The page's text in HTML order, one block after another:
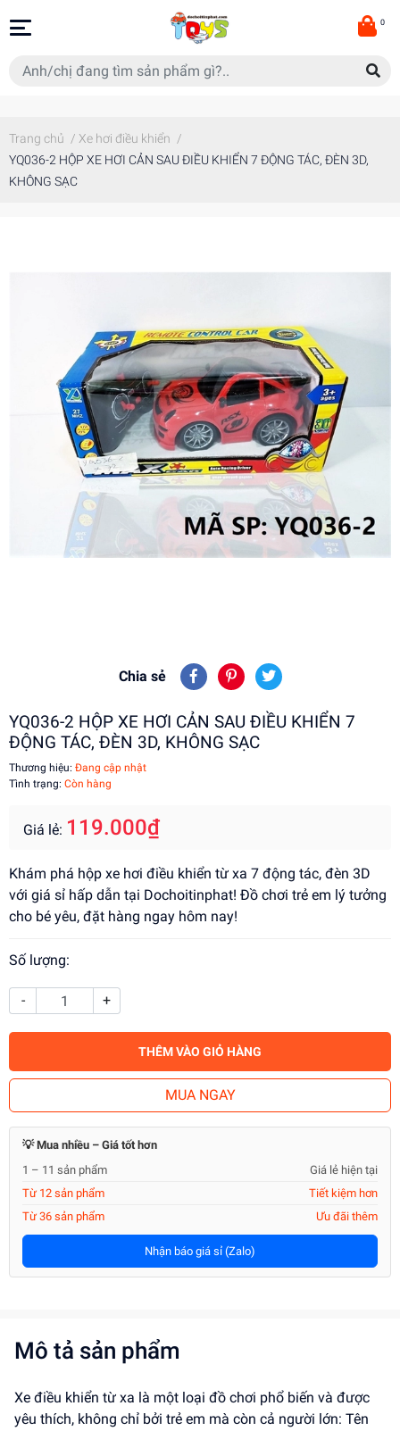
0
Trang chủ / Xe hơi điều khiển /
YQ036-2 HỘP XE HƠI CẢN SAU ĐIỀU KHIỂN 7 ĐỘNG TÁC, ĐÈN 3D,
KHÔNG SẠC
Chia sẻ
YQ036-2 HỘP XE HƠI CẢN SAU ĐIỀU KHIỂN 7
ĐỘNG TÁC, ĐÈN 3D, KHÔNG SẠC
Thương hiệu: Đang cập nhật
Tình trạng: Còn hàng
Giá lẻ: 119.000₫
Khám phá hộp xe hơi điều khiển từ xa 7 động tác, đèn 3D
với giá sỉ hấp dẫn tại Dochoitinphat! Đồ chơi trẻ em lý tưởng
cho bé yêu, đặt hàng ngay hôm nay!
Số lượng:
- +
THÊM VÀO GIỎ HÀNG
MUA NGAY
💡 Mua nhiều – Giá tốt hơn
1 – 11 sản phẩm
Giá lẻ hiện tại
Từ 12 sản phẩm
Tiết kiệm hơn
Từ 36 sản phẩm
Ưu đãi thêm
Nhận báo giá sỉ (Zalo)
Mô tả sản phẩm
Xe điều khiển từ xa là một loại đồ chơi phổ biến và được
yêu thích, không chỉ bởi trẻ em mà còn cả người lớn: Tên